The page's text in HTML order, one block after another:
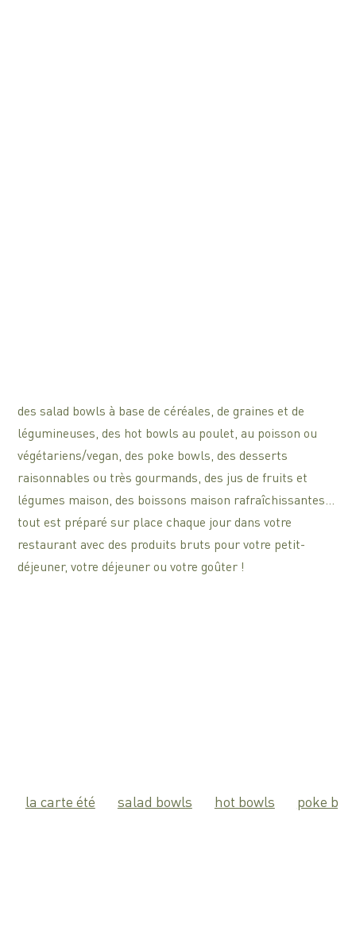
des salad bowls à base de céréales, de graines et de
légumineuses, des hot bowls au poulet, au poisson ou
végétariens/vegan, des poke bowls, des desserts
raisonnables ou très gourmands, des jus de fruits et
légumes maison, des boissons maison rafraîchissantes…
tout est préparé sur place chaque jour dans votre
restaurant avec des produits bruts pour votre petit-
déjeuner, votre déjeuner ou votre goûter !
la carte été salad bowls hot bowls poke